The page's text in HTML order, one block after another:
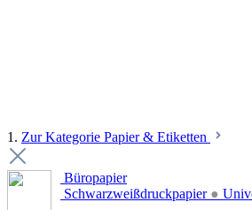
1. Zur Kategorie Papier & Etiketten
Büropapier
Schwarzweißdruckpapier ●